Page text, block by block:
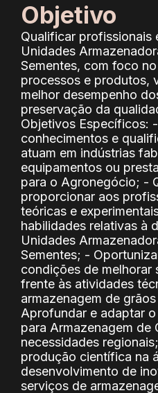
Objetivo
Qualificar profissionais
Unidades
Sementes, com foco
processos e produtos,
melhor desempenho
preservação da
Objetivos Específicos:
conhecimentos e
atuam em indústrias
equipamentos ou
para o Agronegócio; -
proporcionar aos
teóricas e
habilidades relativas à
Unidades
Sementes; -
condições de melhorar
frente às atividades
armazenagem de
Aprofundar e adaptar
para Armazenagem de
necessidades
produção científica na
desenvolvimento de
serviços de